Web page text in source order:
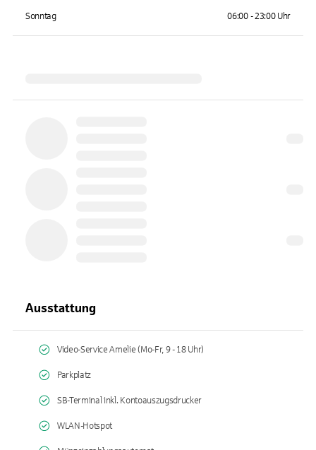
Sonntag 06:00 - 23:00 Uhr
Ausstattung
Video-Service Amelie (Mo-Fr, 9 - 18 Uhr)
Parkplatz
SB-Terminal inkl. Kontoauszugsdrucker
WLAN-Hotspot